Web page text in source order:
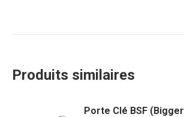
Produits similaires
Porte Clé BSF